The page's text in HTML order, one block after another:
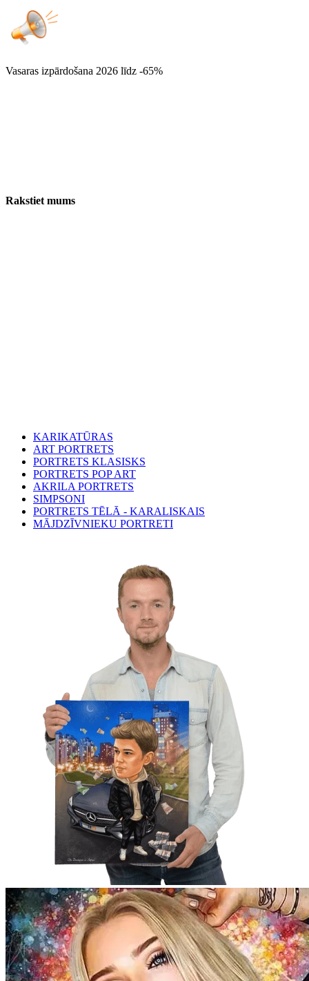
Vasaras izpārdošana 2026 līdz -65%
Rakstiet mums
KARIKATŪRAS
ART PORTRETS
PORTRETS KLASISKS
PORTRETS POP ART
AKRILA PORTRETS
SIMPSONI
PORTRETS TĒLĀ - KARALISKAIS
MĀJDZĪVNIEKU PORTRETI